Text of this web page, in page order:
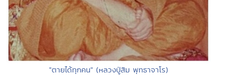
"ตายได้ทุกคน" (หลวงปู่สิม พุทธาจาโร)